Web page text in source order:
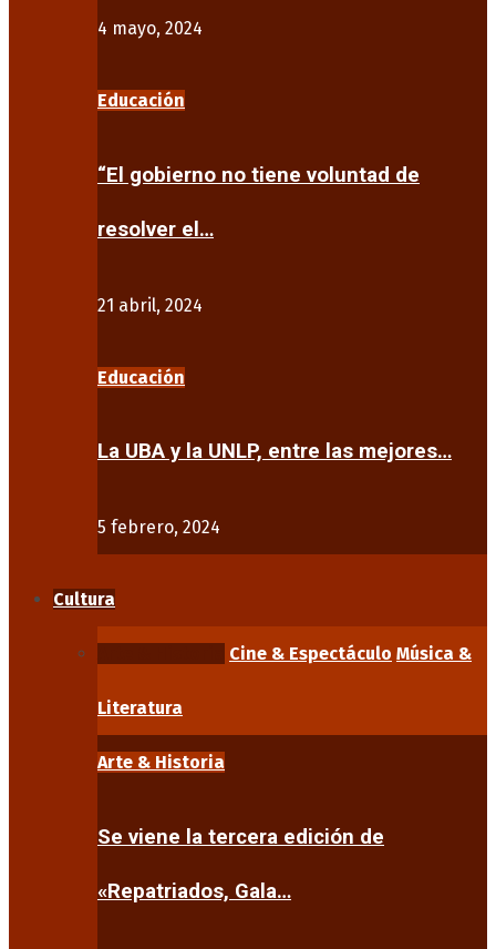
4 mayo, 2024
Educación
“El gobierno no tiene voluntad de
resolver el…
21 abril, 2024
Educación
La UBA y la UNLP, entre las mejores…
5 febrero, 2024
Cultura
Cine & Espectáculo Música &
Literatura
Arte & Historia
Se viene la tercera edición de
«Repatriados, Gala…